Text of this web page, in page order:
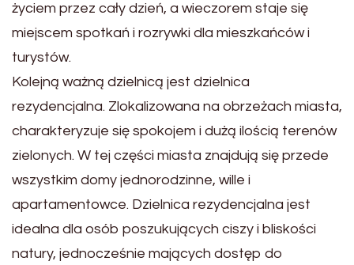
życiem przez cały dzień, a wieczorem staje się
miejscem spotkań i rozrywki dla mieszkańców i
turystów.
Kolejną ważną dzielnicą jest dzielnica
rezydencjalna. Zlokalizowana na obrzeżach miasta,
charakteryzuje się spokojem i dużą ilością terenów
zielonych. W tej części miasta znajdują się przede
wszystkim domy jednorodzinne, wille i
apartamentowce. Dzielnica rezydencjalna jest
idealna dla osób poszukujących ciszy i bliskości
natury, jednocześnie mających dostęp do